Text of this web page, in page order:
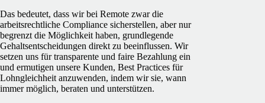
Das bedeutet, dass wir bei Remote zwar die
arbeitsrechtliche Compliance sicherstellen, aber nur
begrenzt die Möglichkeit haben, grundlegende
Gehaltsentscheidungen direkt zu beeinflussen. Wir
setzen uns für transparente und faire Bezahlung ein
und ermutigen unsere Kunden, Best Practices für
Lohngleichheit anzuwenden, indem wir sie, wann
immer möglich, beraten und unterstützen.